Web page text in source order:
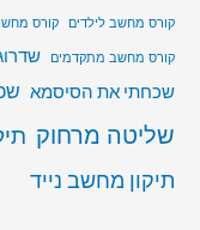
קורס מחשב לילדים
קורס
קורס מחשב מתקדמים
שכחתי את הסיסמא
שליטה מרחוק
תיקון מחשב נייד